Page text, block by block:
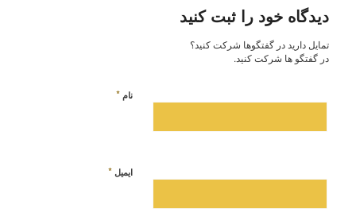
دیدگاه خود را ثبت کنید
تمایل دارید در گفتگوها شرکت کنید؟
در گفتگو ها شرکت کنید.
نام *
ایمیل *